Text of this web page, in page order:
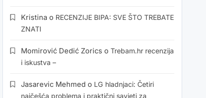
Kristina o RECENZIJE BIPA: SVE ŠTO TREBATE
ZNATI
Momirović Dedić Zorics o Trebam.hr recenzija
i iskustva –
Jasarevic Mehmed o LG hladnjaci: Četiri
najčešća problema i praktični savjeti za